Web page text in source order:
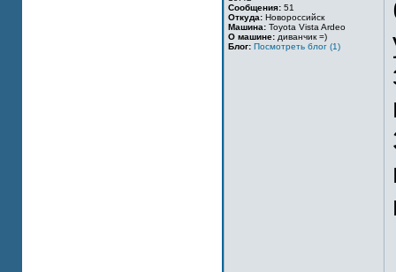
Сообщения: 51
Откуда: Новороссийск
Машина: Toyota Vista Ardeo
О машине: диванчик =)
Блог: Посмотреть блог (1)